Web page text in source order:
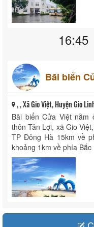
16:45
Bãi biển
, , Xã Gio Việt, Huyện Gio
Bãi biển Cửa Việt nằm
thôn Tân Lợi, xã Gio
TP Đông Hà 15km về
khoảng 1km về phía Bắc